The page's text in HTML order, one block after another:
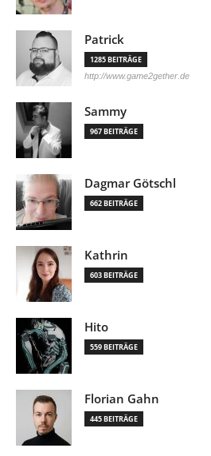
Patrick
1285 BEITRÄGE
http://www.game2gether.de
Sammy
967 BEITRÄGE
Dagmar Götschl
662 BEITRÄGE
Kathrin
603 BEITRÄGE
Hito
559 BEITRÄGE
Florian Gahn
445 BEITRÄGE